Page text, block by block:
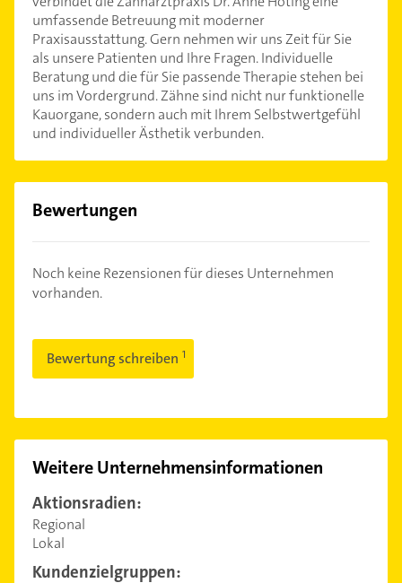
umfassende Betreuung mit moderner
Praxisausstattung. Gern nehmen wir uns Zeit für Sie
als unsere Patienten und Ihre Fragen. Individuelle
Beratung und die für Sie passende Therapie stehen bei
uns im Vordergrund. Zähne sind nicht nur funktionelle
Kauorgane, sondern auch mit Ihrem Selbstwertgefühl
und individueller Ästhetik verbunden.
Bewertungen
Noch keine Rezensionen für dieses Unternehmen
vorhanden.
Bewertung schreiben
Weitere Unternehmensinformationen
Aktionsradien:
Regional
Lokal
Kundenzielgruppen: